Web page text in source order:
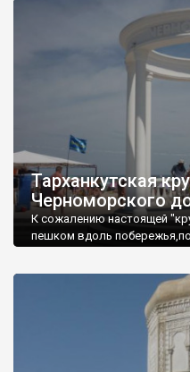
Тарханкутская
Черноморского
К сожалению настоящей
пешком вдоль